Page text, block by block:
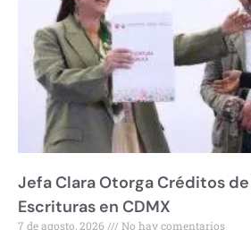
Jefa Clara Otorga Créditos
Escrituras en CDMX
7 de agosto, 2026 No hay comentarios